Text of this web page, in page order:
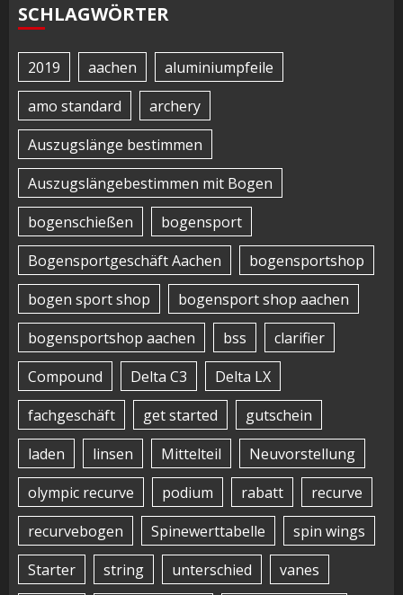
SCHLAGWÖRTER
2019 aachen
aluminiumpfeile
amo standard
archery
Auszugslänge bestimmen
Auszugslängebestimmen mit Bogen
bogenschießen
bogensport
Bogensportgeschäft Aachen
bogensportshop
bogen sport shop
bogensport shop aachen
bogensportshop aachen
bss
clarifier
Compound
Delta C3
Delta LX
fachgeschäft
get started
gutschein
laden
linsen Mittelteil
Neuvorstellung
olympic recurve
podium rabatt
recurve
recurvebogen
Spinewerttabelle
spin wings
Starter
string unterschied
vanes